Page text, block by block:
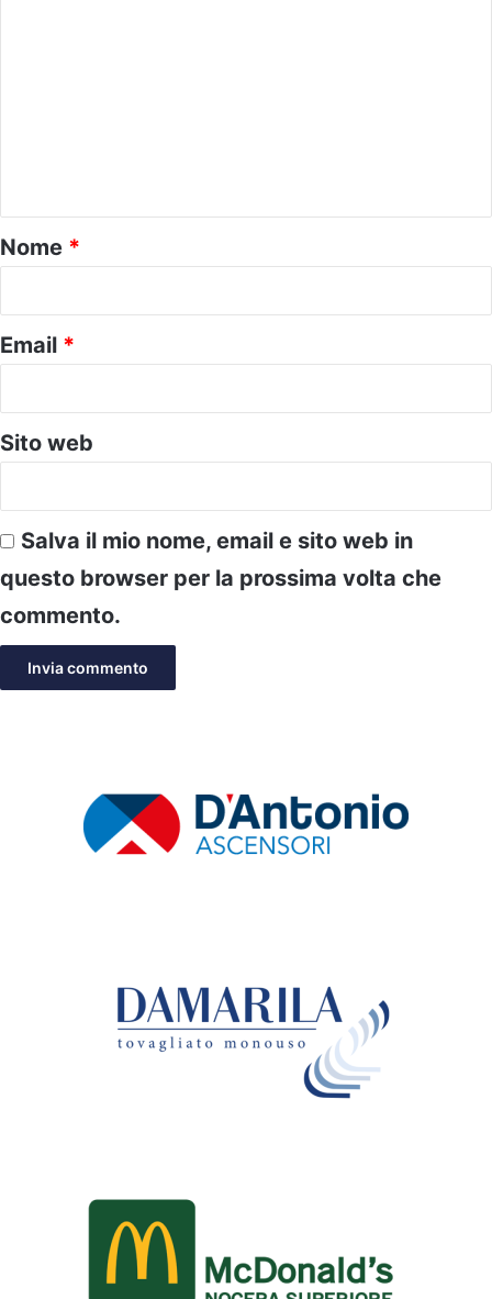
o
*
Nome *
Email *
Sito web
Salva il mio nome, email e sito web in
questo browser per la prossima volta che
commento.